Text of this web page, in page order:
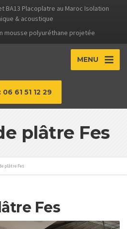
BA13 Placoplatre au Maroc Isolation
& acoustique
mousse polyuréthane projetée
MENU
06 61 51 12 29
plâtre Fes
plâtre Fes
Fes